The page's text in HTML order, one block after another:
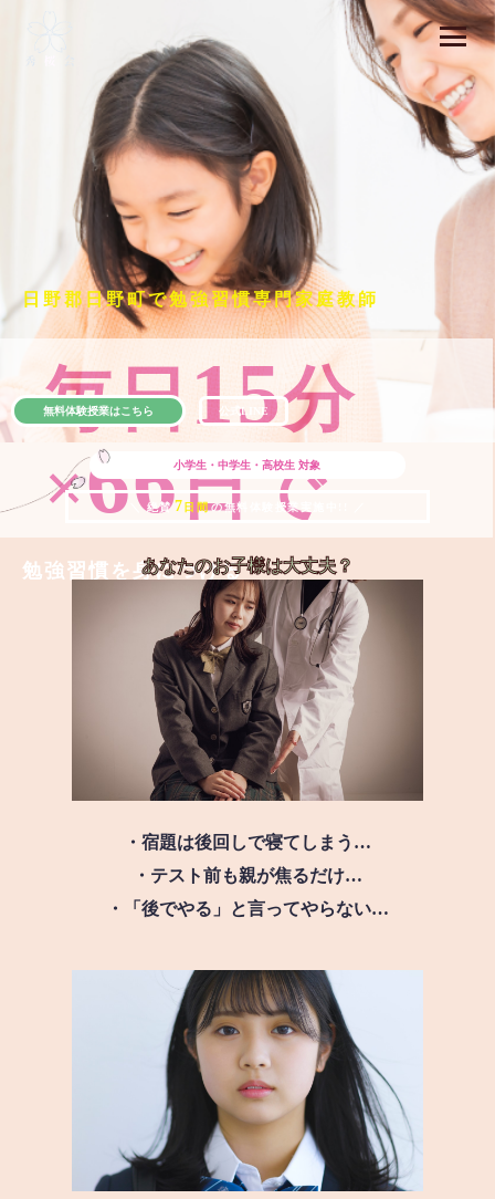
日野郡日野町で勉強習慣専門家庭教師
毎日15分
×66日で
勉強習慣を身につける
小学生・中学生・高校生 対象
＼ 絶賛 7 日間の無料体験授業実施中!! ／
無料体験授業はこちら 公式LINE
あなたのお子様は大丈夫？
・宿題は後回しで寝てしまう…
・テスト前も親が焦るだけ…
・「後でやる」と言ってやらない…